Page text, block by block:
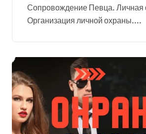
Сопровождение Певца. Личная
Организация личной охраны....